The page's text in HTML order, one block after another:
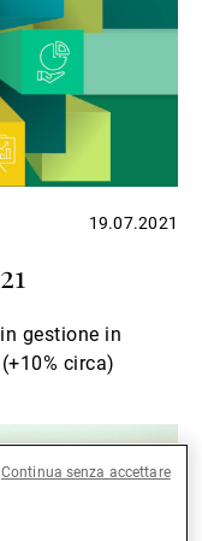
19.07.2021
gestione in
circa)
Continua senza accettare